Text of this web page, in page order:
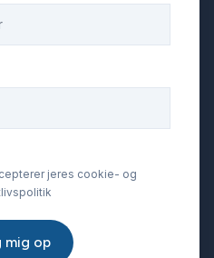
jeres cookie- og
mig op